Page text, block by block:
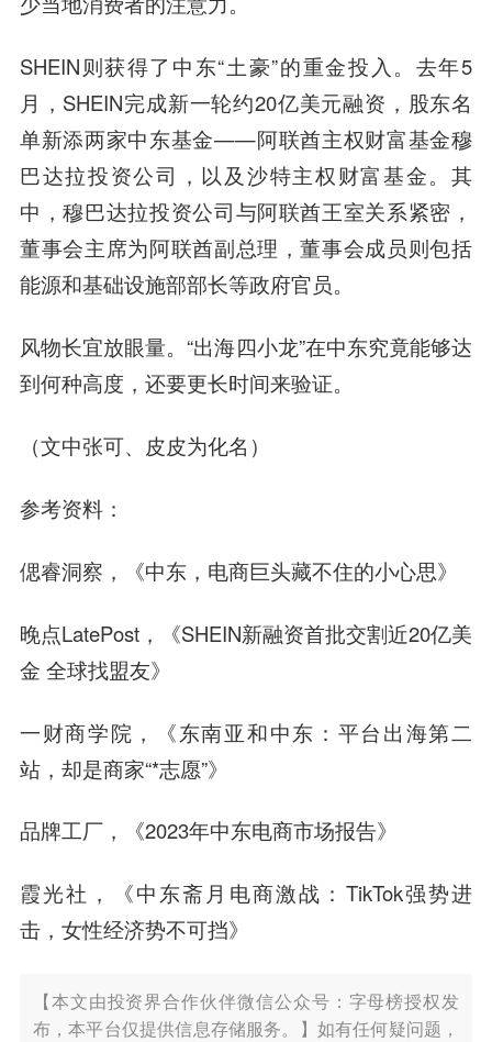
SHEIN则获得了中东“土豪”的重金投入。去年5
月，SHEIN完成新一轮约20亿美元融资，股东名
单新添两家中东基金——阿联酋主权财富基金穆
巴达拉投资公司，以及沙特主权财富基金。其
中，穆巴达拉投资公司与阿联酋王室关系紧密，
董事会主席为阿联酋副总理，董事会成员则包括
能源和基础设施部部长等政府官员。
风物长宜放眼量。“出海四小龙”在中东究竟能够达
到何种高度，还要更长时间来验证。
（文中张可、皮皮为化名）
参考资料：
偲睿洞察，《中东，电商巨头藏不住的小心思》
晚点LatePost，《SHEIN新融资首批交割近20亿美
金 全球找盟友》
一财商学院，《东南亚和中东：平台出海第二
站，却是商家“*志愿”》
品牌工厂，《2023年中东电商市场报告》
霞光社，《中东斋月电商激战：TikTok强势进
击，女性经济势不可挡》
【本文由投资界合作伙伴微信公众号：字母榜授权发
布，本平台仅提供信息存储服务。】如有任何疑问题，